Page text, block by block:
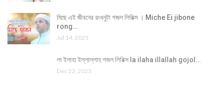
মিছে এই জীবনের রংধনুটা গজল লিরিক্স । Miche Ei jibone
rong…
Jul 14, 2025
লা ইলাহা ইল্লাল্লাহ গজল লিরিক্স la ilaha illallah gojol…
Dec 22, 2023